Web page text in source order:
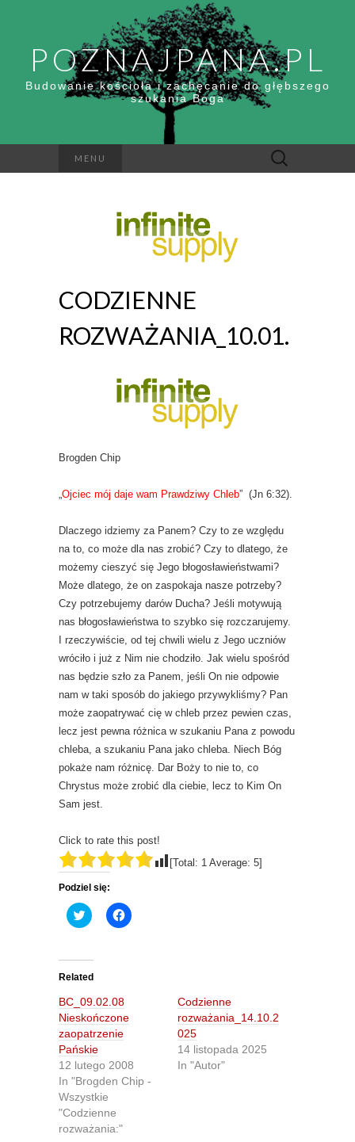
POZNAJPANA.PL
Budowanie kościoła i zachęcanie do głębszego
szukania Boga
MENU Szukaj:
CODZIENNE
ROZWAŻANIA_10.01.
Brogden Chip
„Ojciec mój daje wam Prawdziwy Chleb” (Jn 6:32).
Dlaczego idziemy za Panem? Czy to ze względu
na to, co może dla nas zrobić? Czy to dlatego, że
możemy cieszyć się Jego błogosławieństwami?
Może dlatego, że on zaspokaja nasze potrzeby?
Czy potrzebujemy darów Ducha? Jeśli motywują
nas błogosławieństwa to szybko się rozczarujemy.
I rzeczywiście, od tej chwili wielu z Jego uczniów
wróciło i już z Nim nie chodziło. Jak wielu spośród
nas będzie szło za Panem, jeśli On nie odpowie
nam w taki sposób do jakiego przywykliśmy? Pan
może zaopatrywać cię w chleb przez pewien czas,
lecz jest pewna różnica w szukaniu Pana z powodu
chleba, a szukaniu Pana jako chleba. Niech Bóg
pokaże nam różnicę. Dar Boży to nie to, co
Chrystus może zrobić dla ciebie, lecz to Kim On
Sam jest.
Click to rate this post!
[Total: 1 Average: 5]
Podziel się:
C
l
t
o
s
h
a
r
e
o
n
T
w
i
t
t
e
r
(
C
l
r
e
a
c
e
Related
BC_09.02.08
Nieskończone
zaopatrzenie
Pańskie
12 lutego 2008
In "Brogden Chip -
Wszystkie
"Codzienne
rozważania:"
Codzienne
rozważania_14.10.2
025
14 listopada 2025
In "Autor"